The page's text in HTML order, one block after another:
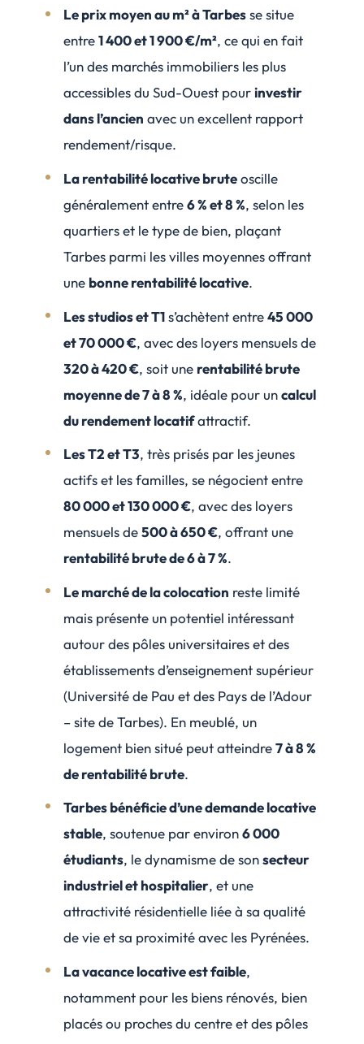
Le prix moyen au m² à Tarbesse situe
entre1 400 et 1 900 €/m², ce qui en fait
l’un des marchés immobiliers les plus
accessibles du Sud-Ouest pourinvestir
dans l’ancien avec un excellent rapport
rendement/risque.
La rentabilité locative bruteoscille
généralement entre6 % et 8 %, selon les
quartiers et le type de bien, plaçant
Tarbes parmi les villes moyennes offrant
une bonne rentabilité locative.
Les studios et T1s’achètent entre45 000
et 70 000 €, avec des loyers mensuels de
320 à 420 €, soit une rentabilité brute
moyenne de 7 à 8 %, idéale pour uncalcul
du rendement locatifattractif.
Les T2 et T3, très prisés par les jeunes
actifs et les familles, se négocient entre
80 000 et 130 000 €, avec des loyers
mensuels de500 à 650 €, offrant une
rentabilité brute de 6 à 7 %.
Le marché de la colocation reste limité
mais présente un potentiel intéressant
autour des pôles universitaires et des
établissements d’enseignement supérieur
(Université de Pau et des Pays de l’Adour
– site de Tarbes). En meublé, un
logement bien situé peut atteindre7 à 8 %
de rentabilité brute.
Tarbes bénéficie d’une demande locative
stable, soutenue par environ6 000
étudiants, le dynamisme de sonsecteur
industriel et hospitalier, et une
attractivité résidentielle liée à sa qualité
de vie et sa proximité avec les Pyrénées.
La vacance locative est faible,
notamment pour les biens rénovés, bien
placés ou proches du centre et des pôles